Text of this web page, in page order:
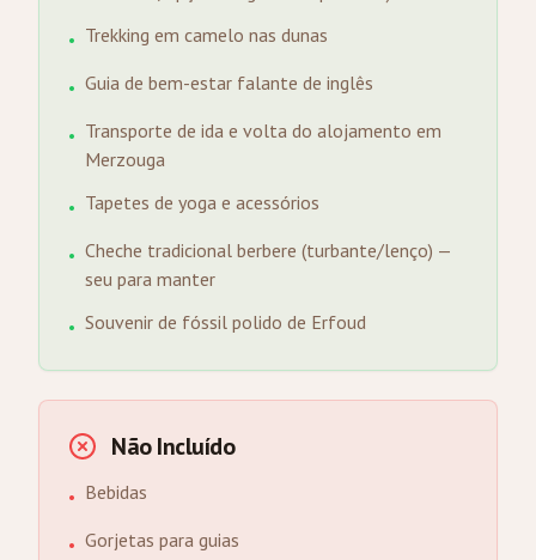
• Trekking em camelo nas dunas
• Guia de bem-estar falante de inglês
• Transporte de ida e volta do alojamento em
Merzouga
• Tapetes de yoga e acessórios
• Cheche tradicional berbere (turbante/lenço) —
seu para manter
• Souvenir de fóssil polido de Erfoud
Não Incluído
• Bebidas
• Gorjetas para guias